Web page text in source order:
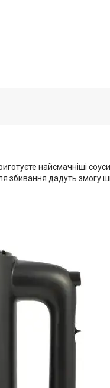
найсмачніші
збивання дадуть змогу